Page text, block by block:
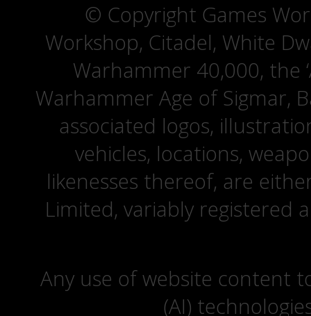
© Copyright Games
Workshop, Citadel, White
Warhammer 40,000, the
Warhammer Age of Sigmar,
associated logos,
vehicles, locations,
likenesses thereof, are
Limited, variably registered
Any use of website content
(AI)